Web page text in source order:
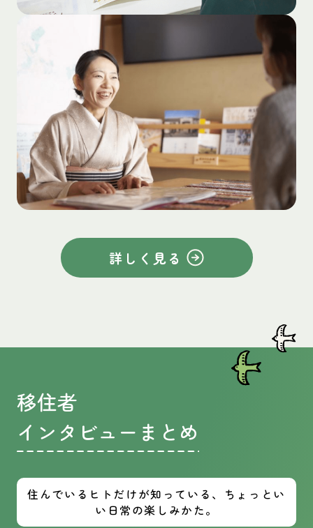
詳しく見る
移住者
インタビューまとめ
住んでいるヒトだけが知っている、ちょっとい
い日常の楽しみかた。